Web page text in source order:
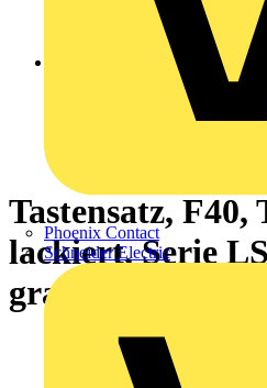
Phoenix Contact
Schneider Electric
Tastensatz,
lackiert, Serie
graphitschwarz